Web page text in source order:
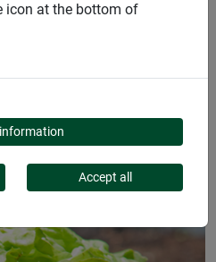
icon at the bottom of
Accept all